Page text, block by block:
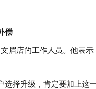
偿
眉店的工作人员。他表
选择升级，肯定要加上这